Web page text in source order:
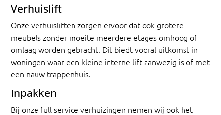
Verhuislift
Onze verhuisliften zorgen ervoor dat ook grotere
meubels zonder moeite meerdere etages omhoog of
omlaag worden gebracht. Dit biedt vooral uitkomst in
woningen waar een kleine interne lift aanwezig is of met
een nauw trappenhuis.
Inpakken
Bij onze full service verhuizingen nemen wij ook het